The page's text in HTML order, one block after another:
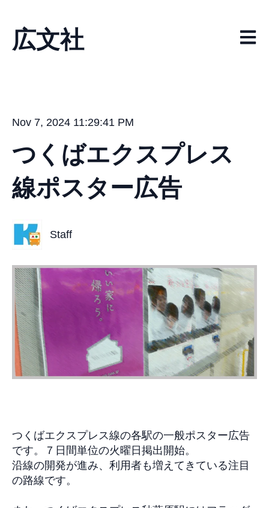
広文社 メイ
Nov 7, 2024 11:29:41 PM
つくばエクスプレス
線ポスター広告
Staff
つくばエクスプレス線の各駅の一般ポスター広告
です。７日間単位の火曜日掲出開始。
沿線の開発が進み、利用者も増えてきている注目
の路線です。